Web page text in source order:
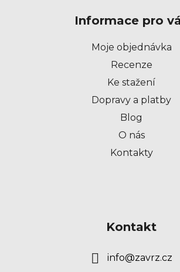
Informace pro
Moje objednávka
Recenze
Ke stažení
Dopravy a platby
Blog
O nás
Kontakty
Kontakt
info@zavrz.cz